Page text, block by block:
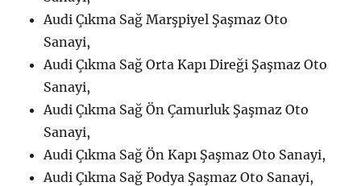
Audi Çıkma Sağ Marşpiyel Şaşmaz Oto
Sanayi,
Audi Çıkma Sağ Orta Kapı Direği Şaşmaz Oto
Sanayi,
Audi Çıkma Sağ Ön Çamurluk Şaşmaz Oto
Sanayi,
Audi Çıkma Sağ Ön Kapı Şaşmaz Oto Sanayi,
Audi Çıkma Sağ Podya Şaşmaz Oto Sanayi,